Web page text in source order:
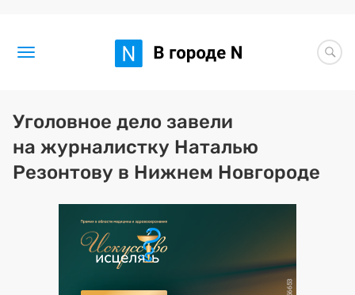
Новости
Статьи
Здоровье
BORЩ
Искусство исцелять
Премия 2026 (текущая)
Уголовное дело завели
на журналистку Наталью
Резонтову в Нижнем Новгороде